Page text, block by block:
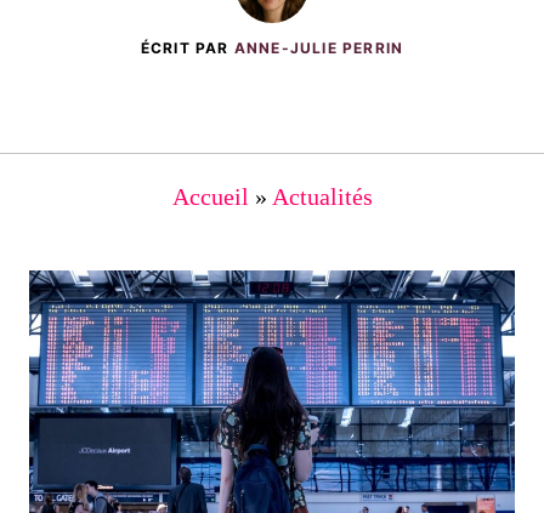
ÉCRIT PAR ANNE-JULIE PERRIN
Accueil » Actualités